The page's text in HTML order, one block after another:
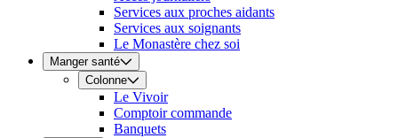
Services aux proches aidants
Services aux soignants
Le Monastère chez soi
Manger santé
Colonne
Le Vivoir
Comptoir commande
Banquets